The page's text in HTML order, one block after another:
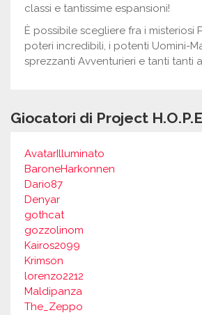
classi e tantissime espansioni!
È possibile scegliere fra i misteriosi
poteri incredibili, i potenti Uomini-
sprezzanti Avventurieri e tanti tanti
Giocatori di Project
AvatarIlluminato
BaroneHarkonnen
Dario87
Denyar
gothcat
gozzolinom
Kairos2099
Krimson
lorenzo2212
Maldipanza
The_Zeppo